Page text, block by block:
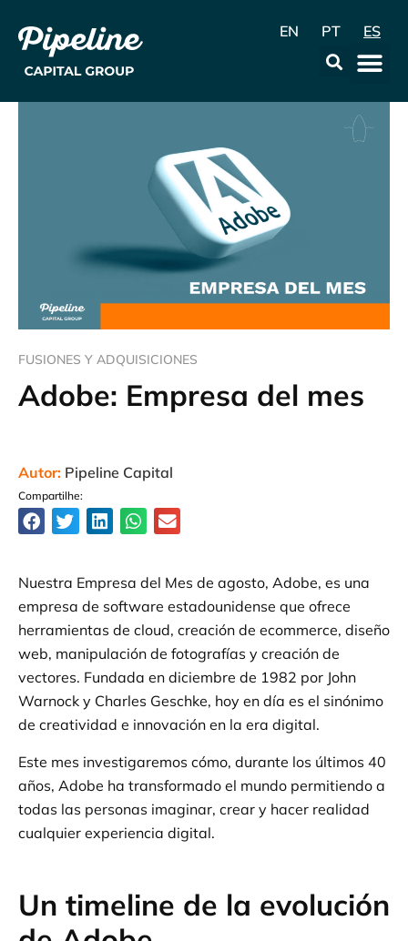
EN PT ES
FUSIONES Y ADQUISICIONES
Adobe: Empresa del mes
Autor: Pipeline Capital
Compartilhe:
Nuestra Empresa del Mes de agosto, Adobe, es una
empresa de software estadounidense que ofrece
herramientas de cloud, creación de ecommerce, diseño
web, manipulación de fotografías y creación de
vectores. Fundada en diciembre de 1982 por John
Warnock y Charles Geschke, hoy en día es el sinónimo
de creatividad e innovación en la era digital.
Este mes investigaremos cómo, durante los últimos 40
años, Adobe ha transformado el mundo permitiendo a
todas las personas imaginar, crear y hacer realidad
cualquier experiencia digital.
Un timeline de la evolución